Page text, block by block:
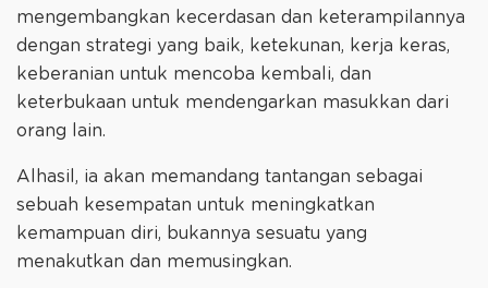
mengembangkan kecerdasan dan keterampilannya
dengan strategi yang baik, ketekunan, kerja keras,
keberanian untuk mencoba kembali, dan
keterbukaan untuk mendengarkan masukkan dari
orang lain.
Alhasil, ia akan memandang tantangan sebagai
sebuah kesempatan untuk meningkatkan
kemampuan diri, bukannya sesuatu yang
menakutkan dan memusingkan.